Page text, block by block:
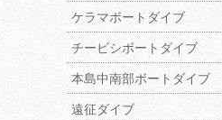
ケラマボートダイブ
チービシボートダイブ
本島中南部ボートダイブ
遠征ダイブ